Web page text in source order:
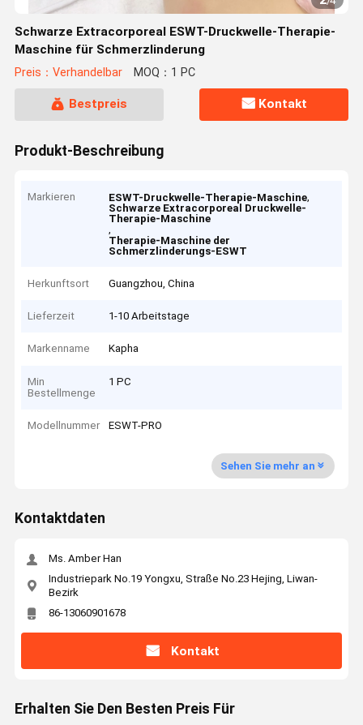
Schwarze Extracorporeal ESWT-Druckwelle-Therapie-
Maschine für Schmerzlinderung
Preis：Verhandelbar MOQ：1 PC
Bestpreis Kontakt
Produkt-Beschreibung
Markieren ESWT-Druckwelle-Therapie-Maschine,
Schwarze Extracorporeal Druckwelle-
Therapie-Maschine
,
Therapie-Maschine der
Schmerzlinderungs-ESWT
Herkunftsort Guangzhou, China
Lieferzeit 1-10 Arbeitstage
Markenname Kapha
Min
Bestellmenge
1 PC
Modellnummer ESWT-PRO
Sehen Sie mehr an
Kontaktdaten
Ms. Amber Han
Industriepark No.19 Yongxu, Straße No.23 Hejing, Liwan-
Bezirk
86-13060901678
Kontakt
Erhalten Sie Den Besten Preis Für